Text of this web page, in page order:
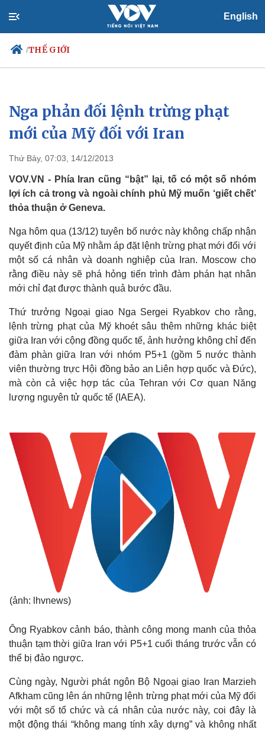
English
/THẾ GIỚI
Chính trị
Đảng
Tổ chức nhân sự
Nhận diện sự thật
Xã hội
Tin 24h
Dự báo thời tiết
Việc làm
Biển đảo
Nga phản đối lệnh trừng phạt
mới của Mỹ đối với Iran
Thứ Bảy, 07:03, 14/12/2013
VOV.VN - Phía Iran cũng “bật” lại, tố có một số nhóm
lợi ích cả trong và ngoài chính phủ Mỹ muốn ‘giết chết’
thỏa thuận ở Geneva.
Nga hôm qua (13/12) tuyên bố nước này không chấp nhận
quyết định của Mỹ nhằm áp đặt lệnh trừng phạt mới đối với
một số cá nhân và doanh nghiệp của Iran. Moscow cho
rằng điều này sẽ phá hỏng tiến trình đàm phán hạt nhân
mới chỉ đạt được thành quả bước đầu.
Thứ trưởng Ngoại giao Nga Sergei Ryabkov cho rằng,
lệnh trừng phạt của Mỹ khoét sâu thêm những khác biệt
giữa Iran với cộng đồng quốc tế, ảnh hưởng không chỉ đến
đàm phàn giữa Iran với nhóm P5+1 (gồm 5 nước thành
viên thường trực Hội đồng bảo an Liên hợp quốc và Đức),
mà còn cả việc hợp tác của Tehran với Cơ quan Năng
lượng nguyên tử quốc tế (IAEA).
(ảnh: lhvnews)
Ông Ryabkov cảnh báo, thành công mong manh của thỏa
thuận tạm thời giữa Iran với P5+1 cuối tháng trước vẫn có
thể bị đảo ngược.
Cùng ngày, Người phát ngôn Bộ Ngoại giao Iran Marzieh
Afkham cũng lên án những lệnh trừng phạt mới của Mỹ đối
với một số tổ chức và cá nhân của nước này, coi đây là
một động thái “không mang tính xây dựng” và không nhất